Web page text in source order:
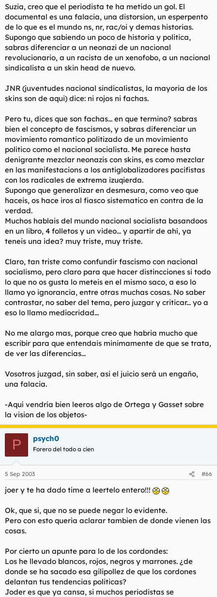
Suzia, creo que el periodista te ha metido un gol. El
documental es una falacia, una distorsion, un esperpento
de lo que es el mundo ns, nr, rac/oi y demas historias.
Supongo que sabiendo un poco de historia y politica,
sabras diferenciar a un neonazi de un nacional
revolucionario, a un racista de un xenofobo, a un nacional
sindicalista a un skin head de nuevo.
JNR (juventudes nacional sindicalistas, la mayoria de los
skins son de aqui) dice: ni rojos ni fachas.
Pero tu, dices que son fachas... en que termino? sabras
bien el concepto de fascismos, y sabras diferenciar un
movimiento romantico politizado de un movimiento
politico como el nacional socialista. Me parece hasta
denigrante mezclar neonazis con skins, es como mezclar
en las manifestacions a los antiglobalizadores pacifistas
con los radicales de extrema izuqierda.
Supongo que generalizar en desmesura, como veo que
haceis, os hace iros al fiasco sistematico en contra de la
verdad.
Muchos hablais del mundo nacional socialista basandoos
en un libro, 4 folletos y un video... y apartir de ahí, ya
teneis una idea? muy triste, muy triste.
Claro, tan triste como confundir fascismo con nacional
socialismo, pero claro para que hacer distincciones si todo
lo que no os gusta lo meteis en el mismo saco, a eso lo
llamo yo ignorancia, entre otras muchas cosas. No saber
contrastar, no saber del tema, pero juzgar y criticar... yo a
eso lo llamo mediocridad...
No me alargo mas, porque creo que habria mucho que
escribir para que entendais minimamente de que se trata,
de ver las diferencias...
Vosotros juzgad, sin saber, asi el juicio será un engaño,
una falacia.
-Aquí vendría bien leeros algo de Ortega y Gasset sobre
la vision de los objetos-
P psych0
Forero del todo a cien
5 Sep 2003 #66
joer y te ha dado time a leertelo entero!!!
Ok, que si, que no se puede negar lo evidente.
Pero con esto queria aclarar tambien de donde vienen las
cosas.
Por cierto un apunte para lo de los cordondes:
Los he llevado blancos, rojos, negros y marrones. ¿de
donde se ha sacado esa gilipollez de que los cordones
delantan tus tendencias politicas?
Joder es que ya cansa, si muchos periodistas se